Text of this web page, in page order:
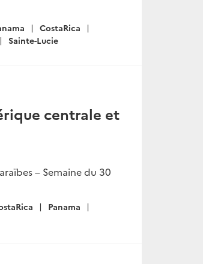
CostaRica
Sainte-Lucie
centrale et
– Semaine du 30
Panama